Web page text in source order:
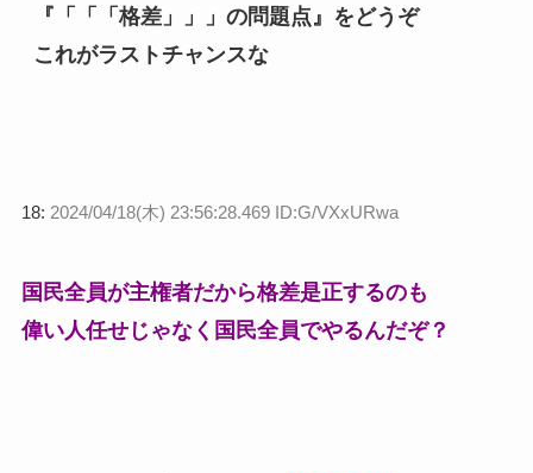
『「「「格差」」」の問題点』をどうぞ
これがラストチャンスな
18: 2024/04/18(木) 23:56:28.469 ID:G/VXxURwa
国民全員が主権者だから格差是正するのも
偉い人任せじゃなく国民全員でやるんだぞ？